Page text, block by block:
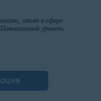
опыт в сфере
уровень